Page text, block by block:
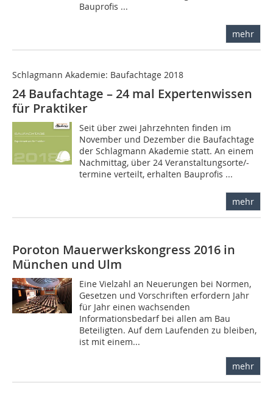
Bauprofis ...
mehr
Schlagmann Akademie: Baufachtage 2018
24 Baufachtage – 24 mal Expertenwissen
für Praktiker
Seit über zwei Jahrzehnten finden im
November und Dezember die Baufachtage
der Schlagmann Akademie statt. An einem
Nachmittag, über 24 Veranstaltungsorte/-
termine verteilt, erhalten Bauprofis ...
mehr
Poroton Mauerwerkskongress 2016 in
München und Ulm
Eine Vielzahl an Neuerungen bei Normen,
Gesetzen und Vorschriften erfordern Jahr
für Jahr einen wachsenden
Informationsbedarf bei allen am Bau
Beteiligten. Auf dem Laufenden zu bleiben,
ist mit einem...
mehr